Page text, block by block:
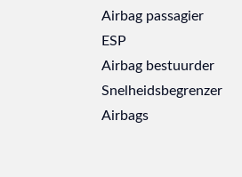
Airbag passagier
ESP
Airbag bestuurder
Snelheidsbegrenzer
Airbags